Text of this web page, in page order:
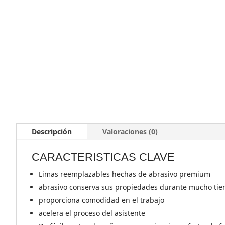
Descripción Valoraciones (0)
CARACTERISTICAS CLAVE
Limas reemplazables hechas de abrasivo premium
abrasivo conserva sus propiedades durante mucho
proporciona comodidad en el trabajo
acelera el proceso del asistente